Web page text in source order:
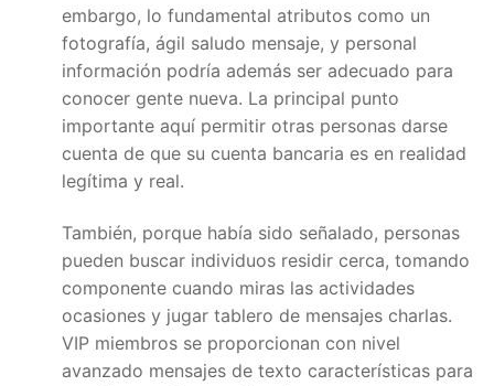
embargo, lo fundamental atributos como un
fotografía, ágil saludo mensaje, y personal
información podría además ser adecuado para
conocer gente nueva. La principal punto
importante aquí permitir otras personas darse
cuenta de que su cuenta bancaria es en realidad
legítima y real.
También, porque había sido señalado, personas
pueden buscar individuos residir cerca, tomando
componente cuando miras las actividades
ocasiones y jugar tablero de mensajes charlas.
VIP miembros se proporcionan con nivel
avanzado mensajes de texto características para